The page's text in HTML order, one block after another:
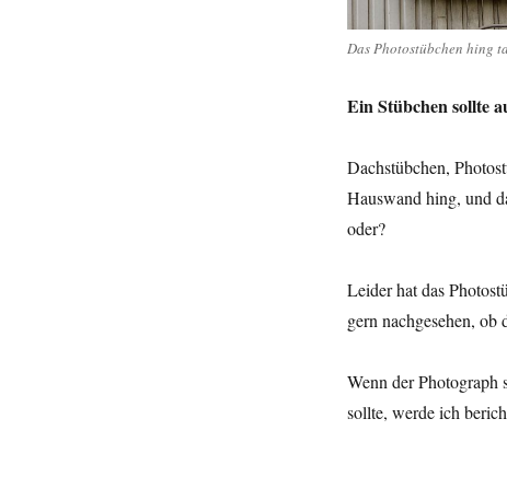
Das Photostübchen hing
Ein Stübchen sollte
Dachstübchen,
Hauswand hing, und
oder?
Leider hat das
gern nachgesehen, ob
Wenn der Photograph
sollte, werde ich